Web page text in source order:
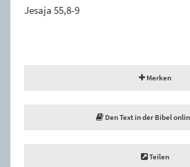
Jesaja 55,8-9
Merken
Den Text in der Bibel
Teilen